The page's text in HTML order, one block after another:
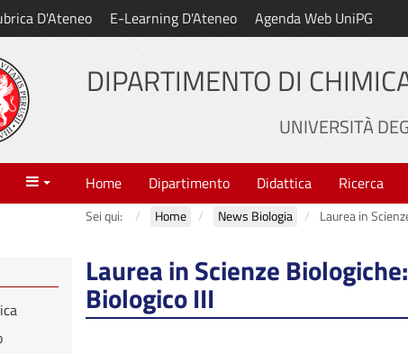
web di Ateneo
D'Ateneo E-Learning D'Ateneo Agenda Web UniPG
DIPARTIMENTO DI
UNIVERSITÀ
Menu Home Dipartimento Didattica Ricerca
Sei qui: Home News Biologia Laurea in
Laurea in Scienze
Biologico III